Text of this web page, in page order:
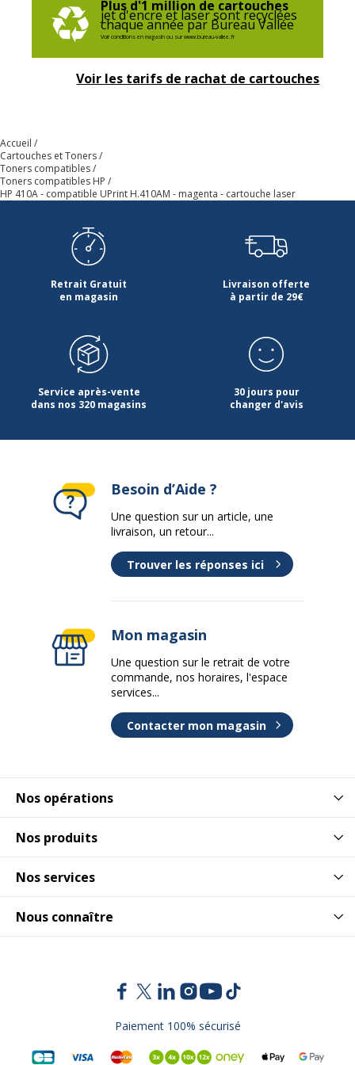
Consommables
inclus
Pack de 1
Cartouches de
équivalentes
HP CF413A
Données logistiques
Quantité emballée
Plus d'1 million de cartouches
jet d'encre et laser sont recyclées
chaque année par Bureau Vallée
Voir conditions en magasin ou sur www.bureau-vallee.fr
Voir les tarifs de rachat de cartouches
Accueil
Cartouches et Toners
Toners compatibles
Toners compatibles HP
HP 410A - compatible UPrint H.410AM - magenta - cartouche laser
Retrait Gratuit
en magasin
Livraison offerte
à partir de 29€
Service après-vente
dans nos 320 magasins
30 jours pour
changer d'avis
Nos opérations
Nos produits
Nos services
Nous connaître
Besoin d’Aide ?
Une question sur un article, une
livraison, un retour...
Trouver les réponses ici
Mon magasin
Une question sur le retrait de votre
commande, nos horaires, l'espace
services...
Contacter mon magasin
Paiement 100% sécurisé